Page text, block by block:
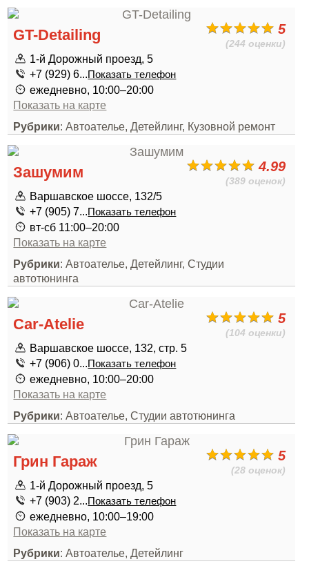
5
(244 оценки)
GT-Detailing
1-й Дорожный проезд, 5
+7 (929) 6...Показать телефон
ежедневно, 10:00–20:00
Показать на карте
Рубрики: Автоателье, Детейлинг, Кузовной ремонт
4.99
(389 оценок)
Зашумим
Варшавское шоссе, 132/5
+7 (905) 7...Показать телефон
вт-сб 11:00–20:00
Показать на карте
Рубрики: Автоателье, Детейлинг, Студии
автотюнинга
5
(104 оценки)
Car-Atelie
Варшавское шоссе, 132, стр. 5
+7 (906) 0...Показать телефон
ежедневно, 10:00–20:00
Показать на карте
Рубрики: Автоателье, Студии автотюнинга
5
(28 оценок)
Грин Гараж
1-й Дорожный проезд, 5
+7 (903) 2...Показать телефон
ежедневно, 10:00–19:00
Показать на карте
Рубрики: Автоателье, Детейлинг